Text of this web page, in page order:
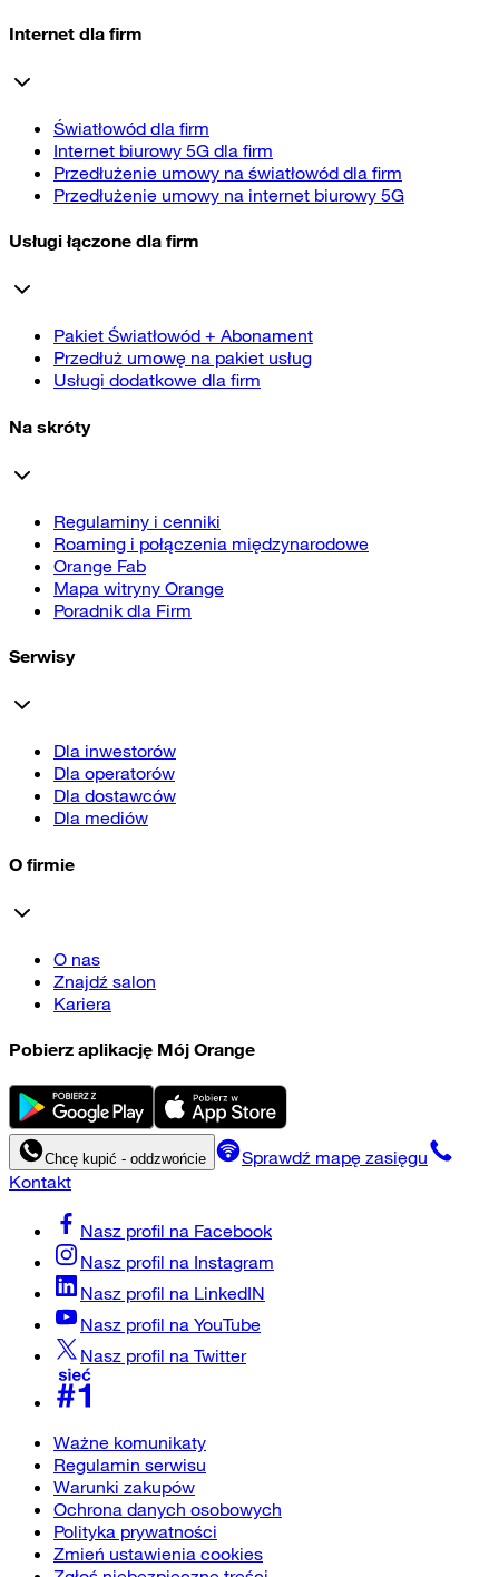
Internet dla firm
Światłowód dla firm
Internet biurowy 5G dla firm
Przedłużenie umowy na światłowód dla firm
Przedłużenie umowy na internet biurowy 5G
Usługi łączone dla firm
Pakiet Światłowód + Abonament
Przedłuż umowę na pakiet usług
Usługi dodatkowe dla firm
Na skróty
Regulaminy i cenniki
Roaming i połączenia międzynarodowe
Orange Fab
Mapa witryny Orange
Poradnik dla Firm
Serwisy
Dla inwestorów
Dla operatorów
Dla dostawców
Dla mediów
O firmie
O nas
Znajdź salon
Kariera
Pobierz aplikację Mój Orange
Chcę kupić - oddzwońcie
Sprawdź mapę zasięgu
Kontakt
Nasz profil na Facebook
Nasz profil na Instagram
Nasz profil na LinkedIN
Nasz profil na YouTube
Nasz profil na Twitter
Ważne komunikaty
Regulamin serwisu
Warunki zakupów
Ochrona danych osobowych
Polityka prywatności
Zmień ustawienia cookies